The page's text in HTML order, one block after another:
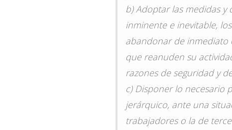
b) Adoptar las medidas y
inminente e inevitable,
abandonar de inmediato
que reanuden su
razones de seguridad y
c) Disponer lo necesario
jerárquico, ante una
trabajadores o la de